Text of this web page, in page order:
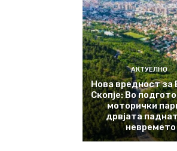
АКТУЕЛНО
Нова вредност за
Скопје: Во
моторички
дрвјата
невремето